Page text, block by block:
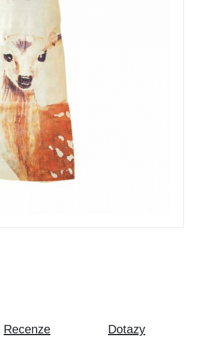
Recenze Dotazy